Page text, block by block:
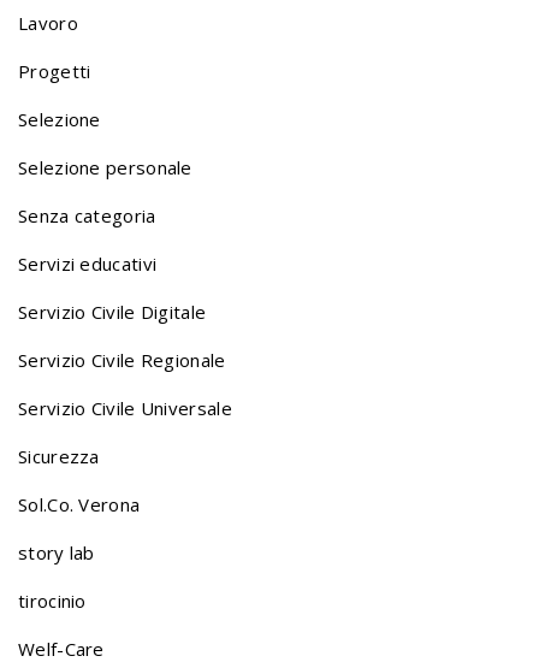
o
n
a
v
g
a
t
Lavoro
Progetti
Selezione
Selezione personale
Senza categoria
Servizi educativi
Servizio Civile Digitale
Servizio Civile Regionale
Servizio Civile Universale
Sicurezza
Sol.Co. Verona
story lab
tirocinio
Welf-Care